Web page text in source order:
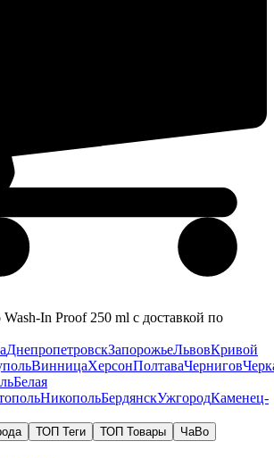
In Proof 250 ml с доставкой по
ДнепропетровскЗапорожьеЛьвовКривой
ВинницаХерсонПолтаваЧернигов
Белая
НикопольБердянскУжгородКаменец-
ТОП Теги ТОП Товары
ЧаВо